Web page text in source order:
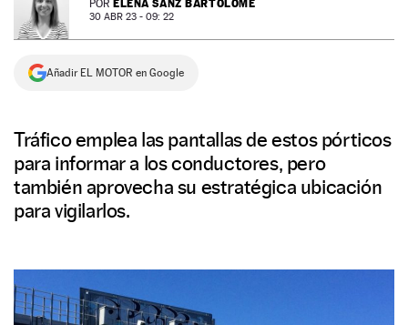
NEWSLETTER
SÍGUENOS
POR ELENA SANZ BARTOLOMÉ
30 ABR 23 - 09: 22
Añadir EL MOTOR en Google
Tráfico emplea las pantallas de estos pórticos
para informar a los conductores, pero
también aprovecha su estratégica ubicación
para vigilarlos.